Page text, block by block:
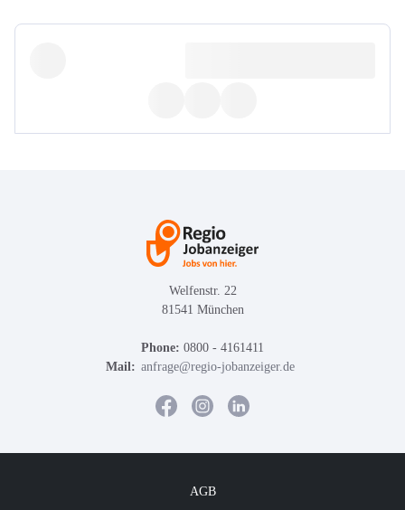
Welfenstr. 22
81541 München
Phone: 0800 - 4161411
Mail: anfrage@regio-jobanzeiger.de
AGB